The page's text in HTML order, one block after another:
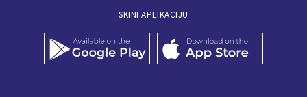
SKINI APLIKACIJU